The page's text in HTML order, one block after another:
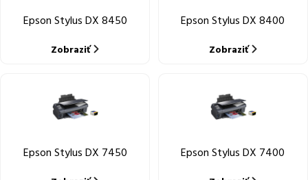
Epson Stylus DX 8450
Zobraziť
Epson Stylus DX 8400
Zobraziť
Epson Stylus DX 7450 Epson Stylus DX 7400